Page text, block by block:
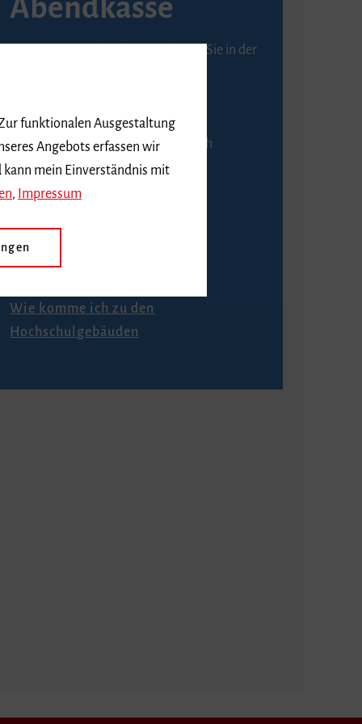
Abendkasse
Karten an der Abendkasse erhalten Sie in der
An der Abendkasse ist ausschließlich
Barzahlung möglich.
Anfahrt
Wie komme ich zu den
Hochschulgebäuden
funktionalen Ausgestaltung
Angebots erfassen wir
kann mein Einverständnis mit
, Impressum